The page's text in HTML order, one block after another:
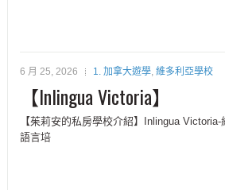
6 月 25, 2026 1. 加拿大遊學, 維多利亞學校
【Inlingua Victoria‏】
【茱莉安的私房學校介紹】Inlingua Victoria‏-維多利亞語言學校 維多利亞Inlingua
語言培